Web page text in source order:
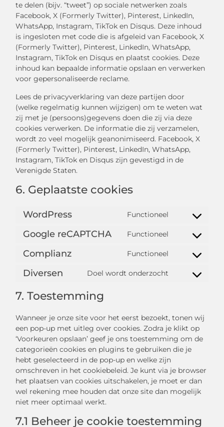
te delen (bijv. “tweet”) op sociale netwerken zoals
Facebook, X (Formerly Twitter), Pinterest, LinkedIn,
WhatsApp, Instagram, TikTok en Disqus. Deze inhoud
is ingesloten met code die is afgeleid van Facebook, X
(Formerly Twitter), Pinterest, LinkedIn, WhatsApp,
Instagram, TikTok en Disqus en plaatst cookies. Deze
inhoud kan bepaalde informatie opslaan en verwerken
voor gepersonaliseerde reclame.
Lees de privacyverklaring van deze partijen door
(welke regelmatig kunnen wijzigen) om te weten wat
zij met je (persoons)gegevens doen die zij via deze
cookies verwerken. De informatie die zij verzamelen,
wordt zo veel mogelijk geanonimiseerd. Facebook, X
(Formerly Twitter), Pinterest, LinkedIn, WhatsApp,
Instagram, TikTok en Disqus zijn gevestigd in de
Verenigde Staten.
6. Geplaatste cookies
WordPress Functioneel
Google reCAPTCHA Functioneel
Complianz Functioneel
Diversen Doel wordt onderzocht
7. Toestemming
Wanneer je onze site voor het eerst bezoekt, tonen wij
een pop-up met uitleg over cookies. Zodra je klikt op
‘Voorkeuren opslaan’ geef je ons toestemming om de
categorieën cookies en plugins te gebruiken die je
hebt geselecteerd in de pop-up en welke zijn
omschreven in het cookiebeleid. Je kunt via je browser
het plaatsen van cookies uitschakelen, je moet er dan
wel rekening mee houden dat onze site dan mogelijk
niet meer optimaal werkt.
7.1 Beheer je cookie toestemming